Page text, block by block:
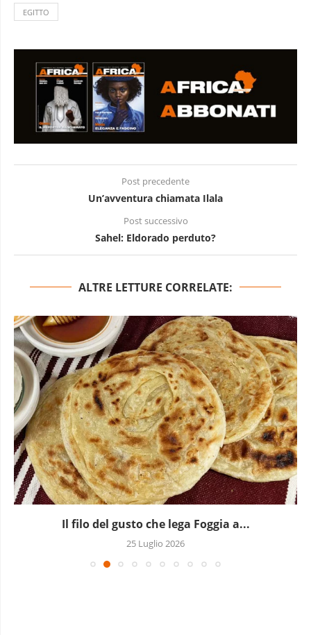
EGITTO
Post precedente
Un’avventura chiamata Ilala
Post successivo
Sahel: Eldorado perduto?
ALTRE LETTURE CORRELATE:
A Milano batte un Kori d’oro: l’Africa occidentale...
19 Luglio 2026